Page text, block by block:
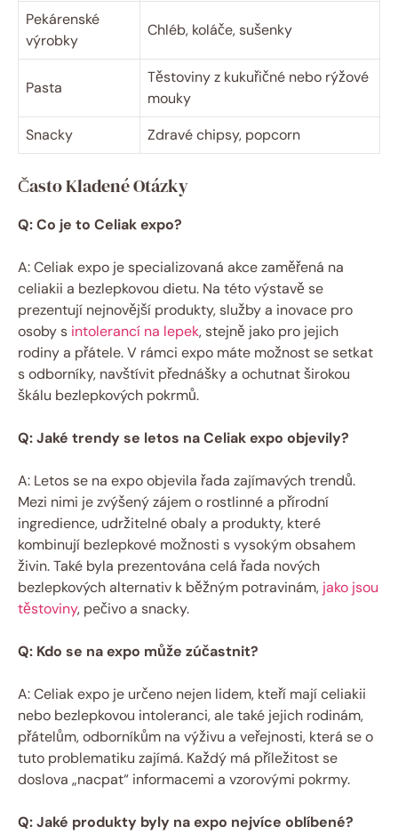
Pekárenské
⁤výrobky
Chléb, koláče, sušenky
Pasta
Těstoviny z kukuřičné nebo rýžové
mouky
Snacky
Zdravé chipsy, popcorn
Často Kladené Otázky
Q: Co ​je‍ to Celiak expo?
A: Celiak expo je specializovaná akce‌ zaměřená na
celiakii a bezlepkovou dietu. Na této výstavě se
⁤prezentují nejnovější produkty, služby a inovace ⁤pro
osoby s intolerancí na lepek, stejně jako pro jejich
rodiny a přátele. V rámci ‌expo máte⁤ možnost se setkat
s odborníky, navštívit přednášky a ochutnat širokou
škálu bezlepkových pokrmů.
Q: Jaké trendy se⁣ letos na⁤ Celiak‍ expo objevily?
A: Letos se na expo⁣ objevila řada zajímavých trendů.
Mezi ⁤nimi je⁢ zvýšený zájem o rostlinné a přírodní
ingredience, ​udržitelné obaly a produkty, ​které
kombinují bezlepkové možnosti s ​vysokým obsahem
živin. Také byla prezentována celá řada nových
bezlepkových alternativ ⁣k běžným ​potravinám, jako jsou
těstoviny, pečivo ⁣a​ snacky.
Q: Kdo se na expo může zúčastnit?
A: Celiak expo je určeno ⁤nejen lidem, ‍kteří mají celiakii
nebo bezlepkovou intoleranci, ale⁢ také jejich rodinám,
přátelům, odborníkům na výživu a veřejnosti, která se o
tuto problematiku zajímá. Každý má příležitost se
doslova „nacpat“ informacemi a vzorovými pokrmy.
Q: Jaké ⁣produkty byly na expo nejvíce oblíbené?